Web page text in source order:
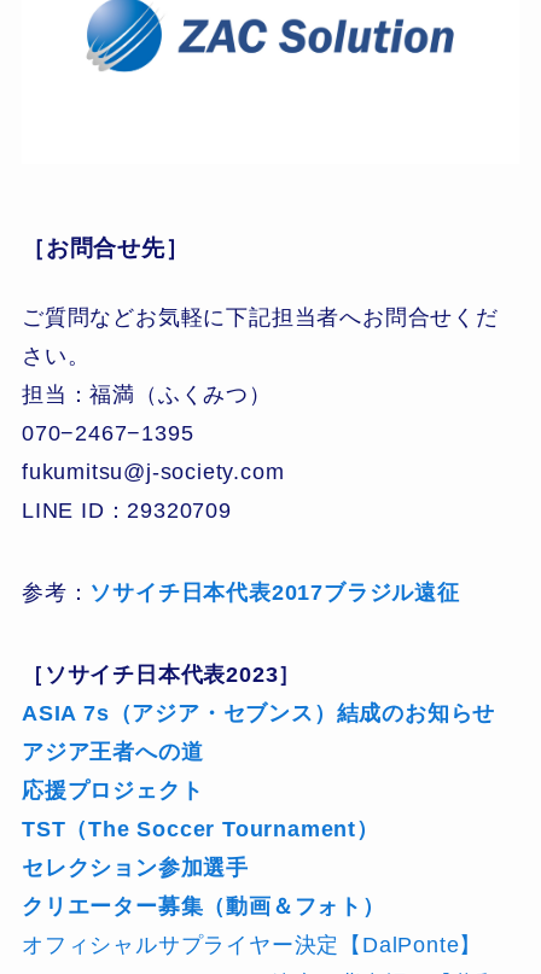
［お問合せ先］
ご質問などお気軽に下記担当者へお問合せくだ
さい。
担当：福満（ふくみつ）
070−2467−1395
fukumitsu@j-society.com
LINE ID：29320709
参考： ソサイチ日本代表2017ブラジル遠征
［ソサイチ日本代表2023］
ASIA 7s（アジア・セブンス）結成のお知らせ
アジア王者への道
応援プロジェクト
TST（The Soccer Tournament）
セレクション参加選手
クリエーター募集（動画＆フォト）
オフィシャルサプライヤー決定【DalPonte】